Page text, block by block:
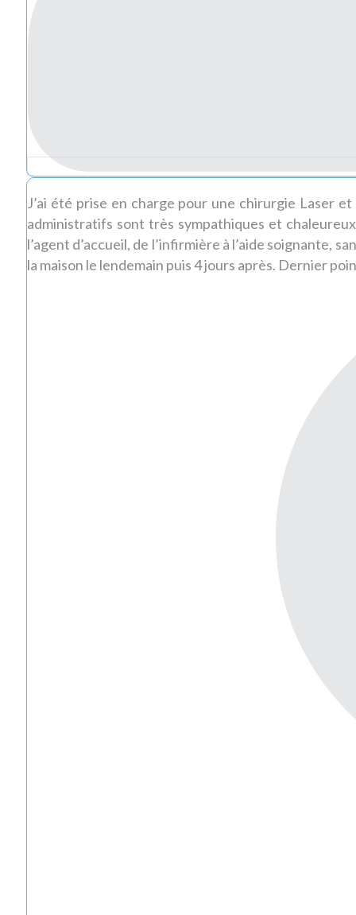
J’ai été prise en charge pour une chirurgie Laser
administratifs sont très sympathiques et
l’agent d’accueil, de l’infirmière à l’aide
la maison le lendemain puis 4 jours après. Dernier